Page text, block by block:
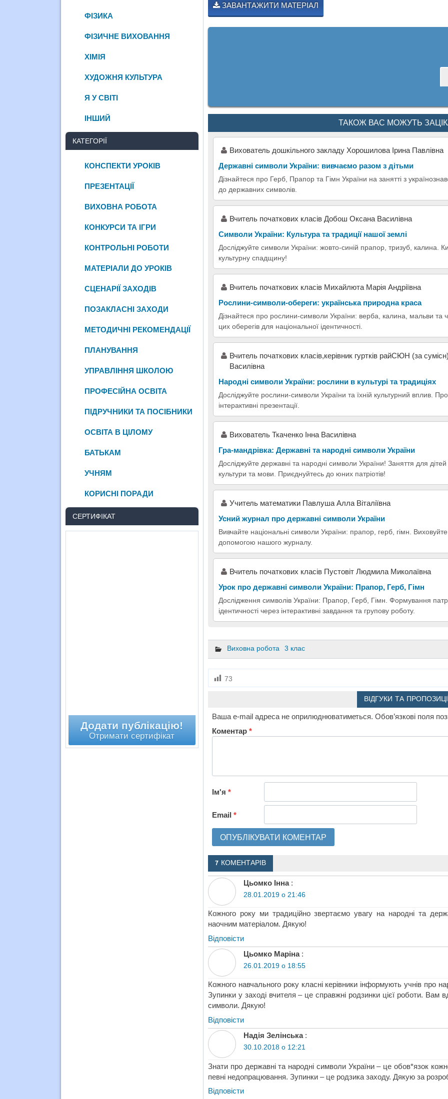
ЗАВАНТАЖИТИ МАТЕРІАЛ
ТАКОЖ ВАС МОЖУТЬ
Вихователь дошкільного закладу Хорошилова Ірина Павлівна
Державні символи України: вивчаємо разом з дітьми
Дізнайтеся про Герб, Прапор та Гімн України на занятті з
до державних символів.
Вчитель початкових класів Добош Оксана Василівна
Символи України: Культура та традиції нашої землі
Досліджуйте символи України: жовто-синій прапор, тризуб, калина.
культурну спадщину!
Вчитель початкових класів Михайлюта Марія Андріївна
Рослини-символи-обереги: українська природна краса
Дізнайтеся про рослини-символи України: верба, калина, мальви та
цих оберегів для національної ідентичності.
Вчитель початкових класів,керівник гуртків райСЮН (за
Василівна
Народні символи України: рослини в культурі та традиціях
Досліджуйте рослини-символи України та їхній культурний вплив.
інтерактивні презентації.
Вихователь Ткаченко Інна Василівна
Гра-мандрівка: Державні та народні символи України
Досліджуйте державні та народні символи України! Заняття для
культури та мови. Приєднуйтесь до юних патріотів!
Учитель математики Павлуша Алла Віталіївна
Усний журнал про державні символи України
Вивчайте національні символи України: прапор, герб, гімн.
допомогою нашого журналу.
Вчитель початкових класів Пустовіт Людмила Миколаївна
Урок про державні символи України: Прапор, Герб, Гімн
Дослідження символів України: Прапор, Герб, Гімн. Формування
ідентичності через інтерактивні завдання та групову роботу.
Виховна робота 3 клас
73
ВІДГУКИ ТА
Ваша e-mail адреса не оприлюднюватиметься. Обов’язкові поля
Коментар *
Ім'я *
Email *
7 КОМЕНТАРІВ
Цьомко Інна :
28.01.2019 о 21:46
Кожного року ми традиційно звертаємо увагу на народні та
наочним матеріалом. Дякую!
Відповіcти
Цьомко Маріна :
26.01.2019 о 18:55
Кожного навчального року класні керівники інформують учнів про
Зупинки у заході вчителя – це справжні родзинки цієї роботи.
символи. Дякую!
Відповіcти
Надія Зелінська :
30.10.2018 о 12:21
Знати про державні та народні символи України – це обов*язок
певні недопрацювання. Зупинки – це родзика заходу. Дякую за
Відповіcти
ФІЗИКА
ФІЗИЧНЕ ВИХОВАННЯ
ХІМІЯ
ХУДОЖНЯ КУЛЬТУРА
Я У СВІТІ
ІНШИЙ
КАТЕГОРІЇ
КОНСПЕКТИ УРОКІВ
ПРЕЗЕНТАЦІЇ
ВИХОВНА РОБОТА
КОНКУРСИ ТА ІГРИ
КОНТРОЛЬНІ РОБОТИ
МАТЕРІАЛИ ДО УРОКІВ
СЦЕНАРІЇ ЗАХОДІВ
ПОЗАКЛАСНІ ЗАХОДИ
МЕТОДИЧНІ РЕКОМЕНДАЦІЇ
ПЛАНУВАННЯ
УПРАВЛІННЯ ШКОЛОЮ
ПРОФЕСІЙНА ОСВІТА
ПІДРУЧНИКИ ТА ПОСІБНИКИ
ОСВІТА В ЦІЛОМУ
БАТЬКАМ
УЧНЯМ
КОРИСНІ ПОРАДИ
СЕРТИФІКАТ
Додати публікацію!
Отримати сертифікат